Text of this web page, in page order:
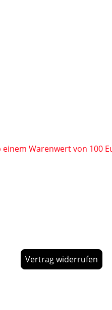
Warenwert von 100
Vertrag widerrufen